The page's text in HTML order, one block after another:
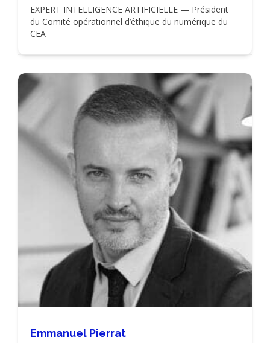
EXPERT INTELLIGENCE ARTIFICIELLE — Président
du Comité opérationnel d’éthique du numérique du
CEA
Emmanuel Pierrat